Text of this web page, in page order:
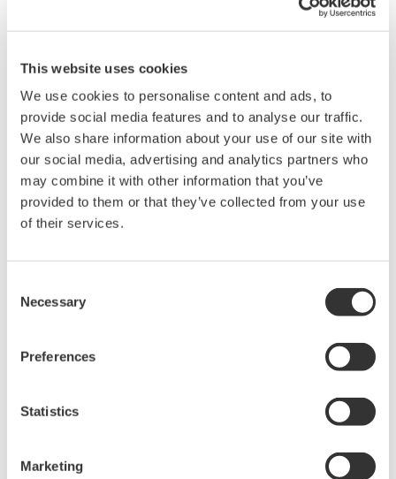
This website uses cookies
We use cookies to personalise content and ads, to
provide social media features and to analyse our traffic.
We also share information about your use of our site with
our social media, advertising and analytics partners who
may combine it with other information that you’ve
provided to them or that they’ve collected from your use
of their services.
Selection
Necessary
Preferences
Statistics
Marketing
安全端子アダプタ（ネジ締めタイプ、電流入力用)
販売単位:2個
見積りのご相談 技術的なお問い合わせ
取扱説明書
ダウンロード
(523.5 KB)